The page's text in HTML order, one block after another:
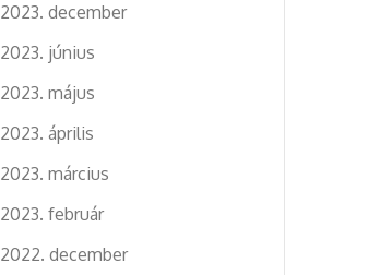
2023. december
2023. június
2023. május
2023. április
2023. március
2023. február
2022. december